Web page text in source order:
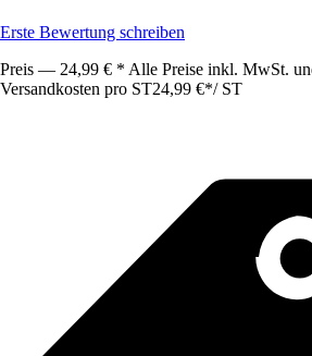
Erste Bewertung schreiben
Preis — 24,99 € * Alle Preise inkl. MwSt.
Versandkosten pro ST24,99 €*/ ST